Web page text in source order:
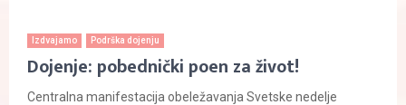
Izdvajamo Podrška dojenju
Dojenje: pobednički poen za život!
Centralna manifestacija obeležavanja Svetske nedelje